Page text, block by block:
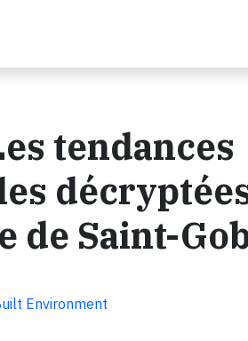
tendances
de Saint-
Environment